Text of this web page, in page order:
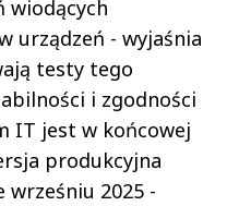
wiodących
urządzeń - wyjaśnia
testy tego
i zgodności
IT jest w końcowej
produkcyjna
2025 -